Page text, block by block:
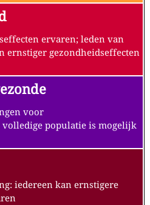
ervaren; leden van
ernstiger gezondheidseffecten
voor
volledige populatie is mogelijk
iedereen kan ernstigere